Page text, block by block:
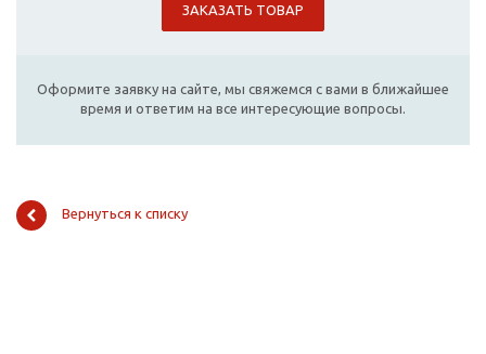
ЗАКАЗАТЬ ТОВАР
Оформите заявку на сайте, мы свяжемся с вами в ближайшее
время и ответим на все интересующие вопросы.
Вернуться к списку